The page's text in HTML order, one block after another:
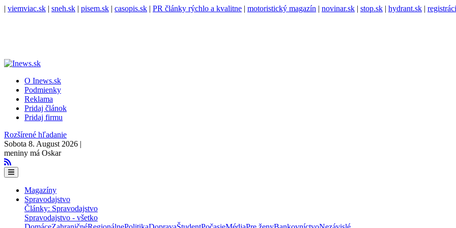
| viemviac.sk | sneh.sk | pisem.sk | casopis.sk | PR články rýchlo a kvalitne | motoristický magazín | novinar.sk | stop.sk | hydrant.sk |
O Inews.sk
Podmienky
Reklama
Pridaj článok
Pridaj firmu
Rozšírené hľadanie
Sobota 8. August 2026 |
meniny má Oskar
Magazíny
Spravodajstvo
Články: Spravodajstvo
Spravodajstvo - všetko